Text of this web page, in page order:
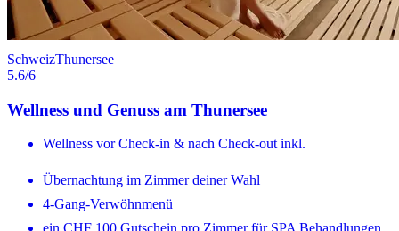
SchweizThunersee
5.6/6
Wellness und Genuss am Thunersee
Wellness vor Check-in & nach Check-out inkl.
Übernachtung im Zimmer deiner Wahl
4-Gang-Verwöhnmenü